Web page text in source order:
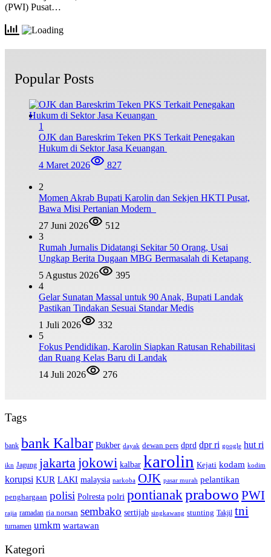
(PWI) Pusat…
Popular Posts
1
OJK dan Bareskrim Teken PKS Terkait Penegakan
Hukum di Sektor Jasa Keuangan
4 Maret 2026
827
2
Momen Akrab Bupati Karolin dan Sekjen HKTI Pusat,
Bawa Misi Pertanian Modern
27 Juni 2026
512
3
Rumah Jurnalis Didatangi Sekitar 50 Orang, Usai
Ungkap Berita Dugaan MBG Bermasalah di Ketapang
5 Agustus 2026
395
4
Gelar Sunatan Massal untuk 90 Anak, Bupati Landak
Pastikan Tindakan Sesuai Standar Medis
1 Juli 2026
332
5
Fokus Pendidikan, Karolin Siapkan Ratusan Rehabilitasi
dan Ruang Kelas Baru di Landak
14 Juli 2026
276
Tags
bank bank Kalbar Bukber dayak dewan pers dprd dpr ri google hut ri
ikn Jagung jakarta jokowi kalbar karolin Kejati kodam kodim
korupsi KUR LAKI malaysia narkoba OJK pasar murah pelantikan
penghargaan polisi Polresta polri pontianakprabowo PWI
rajia ramadan ria norsan sembako sertijab singkawang stunting Takjil tni
turnamen umkm wartawan
Kategori